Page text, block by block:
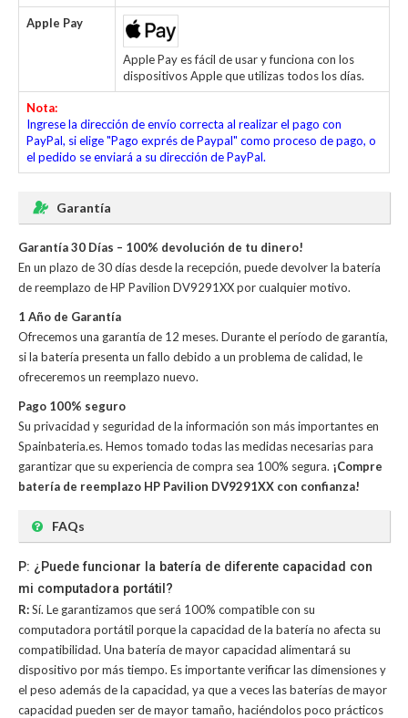
Apple Pay
Apple Pay es fácil de usar y funciona con los
dispositivos Apple que utilizas todos los días.
Nota:
Ingrese la dirección de envío correcta al realizar el pago con
PayPal, si elige "Pago exprés de Paypal" como proceso de pago, o
el pedido se enviará a su dirección de PayPal.
Garantía
Garantía 30 Días – 100% devolución de tu dinero!
En un plazo de 30 días desde la recepción, puede devolver la batería
de reemplazo de HP Pavilion DV9291XXpor cualquier motivo.
1 Año de Garantía
Ofrecemos una garantía de 12 meses. Durante el período de garantía,
si la batería presenta un fallo debido a un problema de calidad, le
ofreceremos un reemplazo nuevo.
Pago 100% seguro
Su privacidad y seguridad de la información son más importantes en
Spainbateria.es. Hemos tomado todas las medidas necesarias para
garantizar que su experiencia de compra sea 100% segura. ¡Compre
batería de reemplazo HP Pavilion DV9291XX con confianza!
FAQs
P: ¿Puede funcionar la batería de diferente capacidad con
mi computadora portátil?
R:Sí. Le garantizamos que será 100% compatible con su
computadora portátil porque la capacidad de la batería no afecta su
compatibilidad. Una batería de mayor capacidad alimentará su
dispositivo por más tiempo. Es importante verificar las dimensiones y
el peso además de la capacidad, ya que a veces las baterías de mayor
capacidad pueden ser de mayor tamaño, haciéndolos poco prácticos